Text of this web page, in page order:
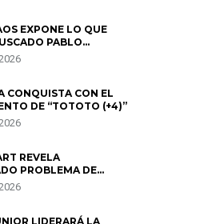
EXPONE LO QUE
PABLO
ALE FULLER: “UNA
QUERÍA EL
CONQUISTA CON EL
DE “TOTOTO (+4)”
REVELA
PROBLEMA DE
DE SEPARARSE DE
ENCONTRARON UN
LIDERARÁ LA